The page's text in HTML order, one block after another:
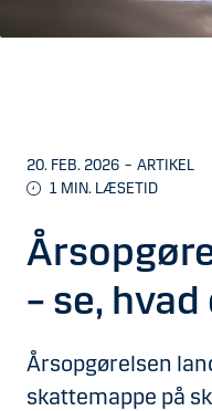
20. FEB. 2026 – ARTIKEL
1 MIN. LÆSETID
– se,
Årsopgørelsen
skattemappe på